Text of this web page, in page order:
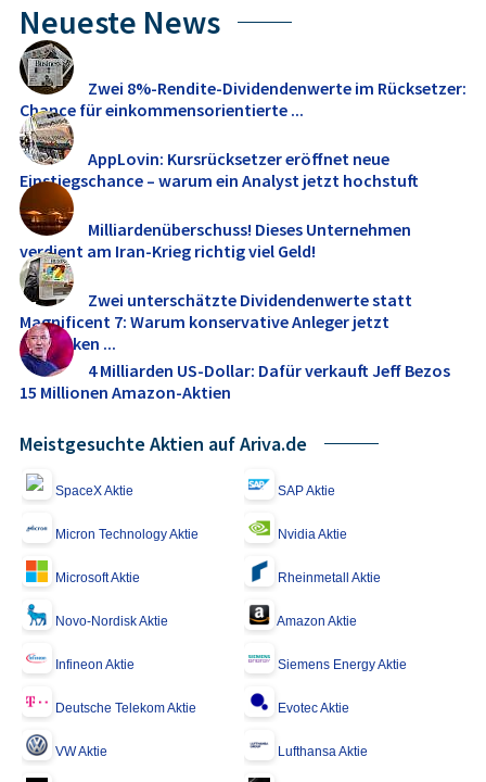
Neueste News
Zwei 8%-Rendite-Dividendenwerte im Rücksetzer:
Chance für einkommensorientierte ...
AppLovin: Kursrücksetzer eröffnet neue
Einstiegschance – warum ein Analyst jetzt hochstuft
Milliardenüberschuss! Dieses Unternehmen
verdient am Iran-Krieg richtig viel Geld!
Zwei unterschätzte Dividendenwerte statt
Magnificent 7: Warum konservative Anleger jetzt
umdenken ...
4 Milliarden US-Dollar: Dafür verkauft Jeff Bezos
15 Millionen Amazon-Aktien
Meistgesuchte Aktien auf Ariva.de
SpaceX Aktie SAP Aktie
Micron Technology Aktie Nvidia Aktie
Microsoft Aktie Rheinmetall Aktie
Novo-Nordisk Aktie Amazon Aktie
Infineon Aktie Siemens Energy Aktie
Deutsche Telekom Aktie Evotec Aktie
VW Aktie Lufthansa Aktie